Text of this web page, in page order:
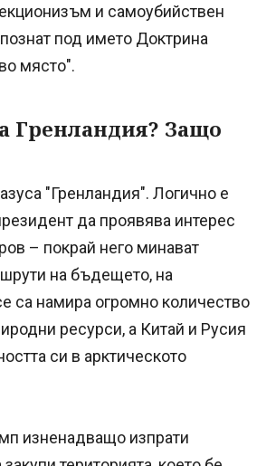
и самоубийствен
под името Доктрина
място".
Гренландия? Защо
"Гренландия". Логично е
да проявява интерес
– покрай него минават
на бъдещето, на
са намира огромно количество
ресурси, а Китай и Русия
си в арктическото
изненадващо изпрати